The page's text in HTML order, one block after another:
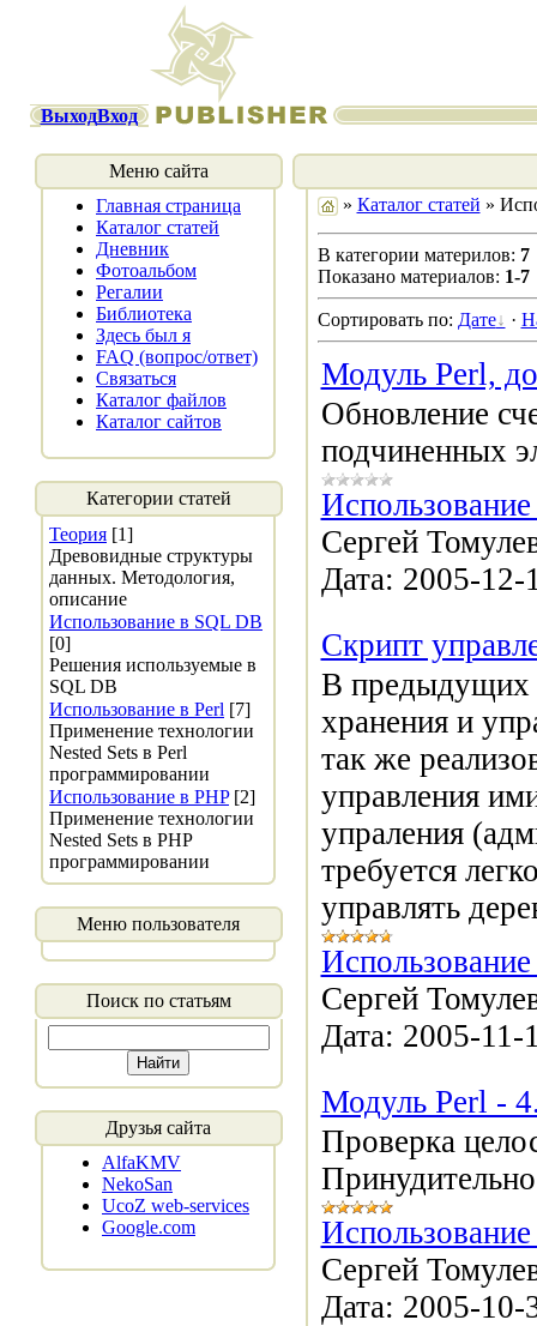
ВыходВход
Меню сайта
Главная страница
Каталог статей
Дневник
Фотоальбом
Регалии
Библиотека
Здесь был я
FAQ (вопрос/ответ)
Связаться
Каталог файлов
Каталог сайтов
Категории статей
Теория [1]
Древовидные структуры
данных. Методология,
описание
Использование в SQL DB
[0]
Решения используемые в
SQL DB
Использование в Perl [7]
Применение технологии
Nested Sets в Perl
программировании
Использование в PHP [2]
Применение технологии
Nested Sets в PHP
программировании
Меню пользователя
Поиск по статьям
Друзья сайта
AlfaKMV
NekoSan
UcoZ web-services
Google.com
» Каталог статей »
В категории материлов: 7
Показано материалов: 1-7
Сортировать по: Дате ·
Модуль Perl,
Обновление
подчиненных
Сергей
Дата: 2005-12-
Скрипт
В предыдущих
хранения и
так же
управления
упраления
требуется
управлять
Сергей
Дата: 2005-11-
Модуль Perl -
Проверка
Сергей
Дата: 2005-10-